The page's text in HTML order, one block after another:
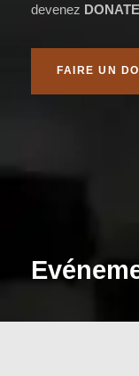
devenez
FAIRE UN